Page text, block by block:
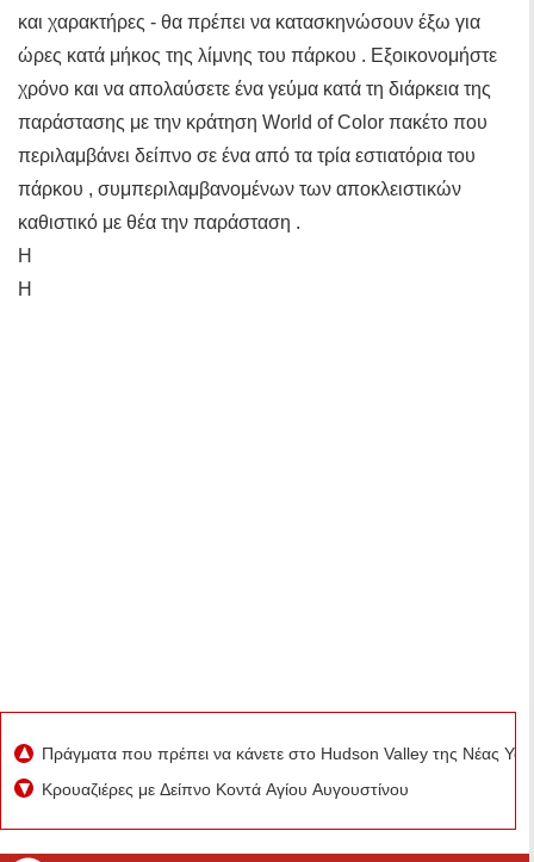
και χαρακτήρες - θα πρέπει να κατασκηνώσουν έξω για
ώρες κατά μήκος της λίμνης του πάρκου . Εξοικονομήστε
χρόνο και να απολαύσετε ένα γεύμα κατά τη διάρκεια της
παράστασης με την κράτηση World of Color πακέτο που
περιλαμβάνει δείπνο σε ένα από τα τρία εστιατόρια του
πάρκου , συμπεριλαμβανομένων των αποκλειστικών
καθιστικό με θέα την παράσταση .
Η
Η
Πράγματα που πρέπει να κάνετε στο Hudson Valley της Νέας
Κρουαζιέρες με Δείπνο Κοντά Αγίου Αυγουστίνου